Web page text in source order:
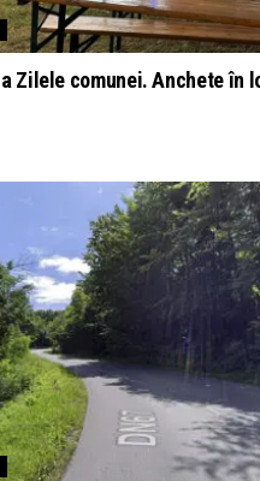
Zilele comunei. Anchete în